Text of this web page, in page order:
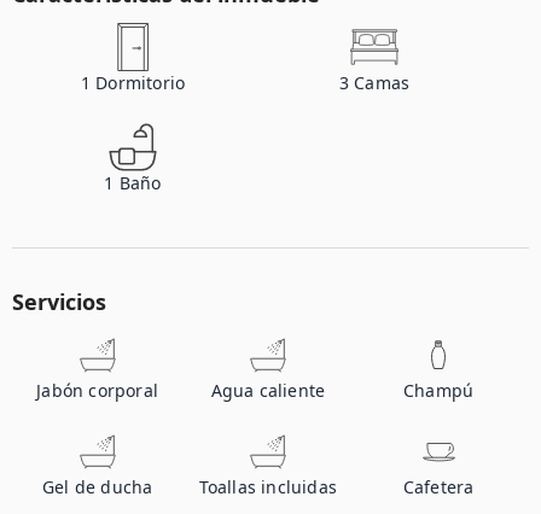
1 Dormitorio 3 Camas
1 Baño
Servicios
Jabón corporal Agua caliente Champú
Gel de ducha Toallas incluidas Cafetera